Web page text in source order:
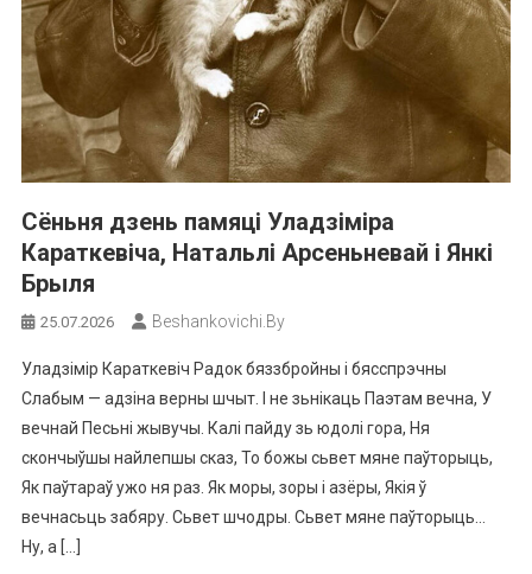
Сёньня дзень памяці Уладзіміра
Караткевіча, Натальлі Арсеньневай і Янкі
Брыля
25.07.2026 Beshankovichi.by
Уладзімір Караткевіч Радок бяззбройны і бясспрэчны
Слабым — адзіна верны шчыт. І не зьнікаць Паэтам вечна, У
вечнай Песьні жывучы. Калі пайду зь юдолі гора, Ня
скончыўшы найлепшы сказ, То божы сьвет мяне паўторыць,
Як паўтараў ужо ня раз. Як моры, зоры і азёры, Якія ў
вечнасьць забяру. Сьвет шчодры. Сьвет мяне паўторыць…
Ну, а […]